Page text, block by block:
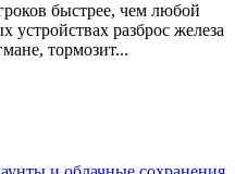
быстрее, чем любой
разброс железа
тормозит...